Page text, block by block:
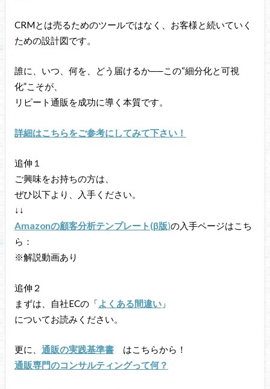
CRMとは売るためのツールではなく、お客様と続いていく
ための設計図です。
誰に、いつ、何を、どう届けるか──この“細分化と可視
化”こそが、
リピート通販を成功に導く本質です。
詳細はこちらをご参考にしてみて下さい！
追伸１
ご興味をお持ちの方は、
ぜひ以下より、入手ください。
↓↓
Amazonの顧客分析テンプレート(β版)の入手ページはこち
ら：
※解説動画あり
追伸２
まずは、自社ECの「よくある間違い」
についてお読みください。
更に、 通販の実践基準書はこちらから！
通販専門のコンサルティングって何？